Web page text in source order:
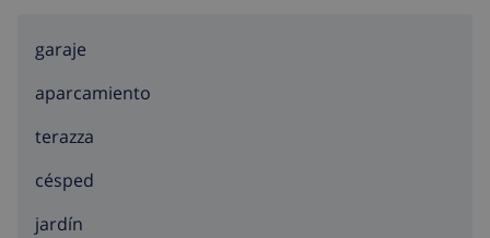
garaje
aparcamiento
terazza
césped
jardín